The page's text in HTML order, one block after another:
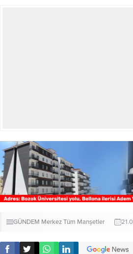
GÜNDEM MerkezTüm Manşetler